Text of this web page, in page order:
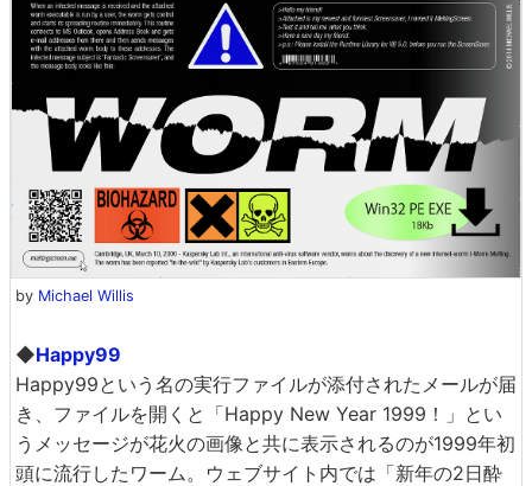
by Michael Willis
◆Happy99
Happy99という名の実行ファイルが添付されたメールが届
き、ファイルを開くと「Happy New Year 1999！」とい
うメッセージが花火の画像と共に表示されるのが1999年初
頭に流行したワーム。ウェブサイト内では「新年の2日酔